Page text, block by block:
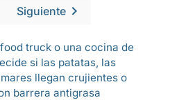
Siguiente
truck o una cocina de
si las patatas, las
llegan crujientes o
barrera antigrasa